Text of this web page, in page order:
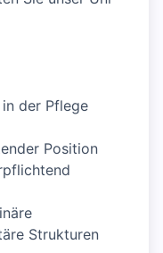
der Pflege
Position
Strukturen